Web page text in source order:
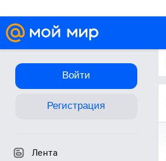
Войти
Регистрация
Лента